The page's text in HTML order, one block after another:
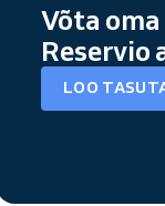
Võta
Reservio
LOO